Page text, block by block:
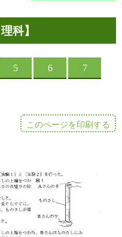
科】
このページを印刷する